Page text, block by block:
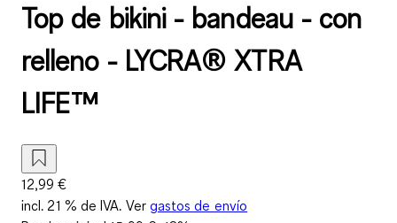
Top de bikini - bandeau - con
relleno - LYCRA® XTRA
LIFE™
12,99 €
incl. 21 % de IVA. Ver gastos de envío